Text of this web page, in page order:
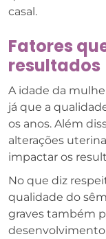
casal.
Fatores
resultados
A idade da
já que a
os anos. Além
alterações
impactar os
No que diz
qualidade do
graves também
desenvolvimento